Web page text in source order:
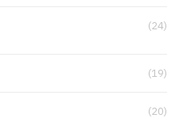
(24)
(19)
(20)